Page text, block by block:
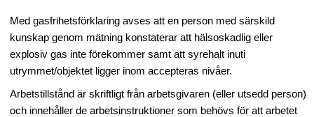
Med gasfrihetsförklaring avses att en person med särskild
kunskap genom mätning konstaterar att hälsoskadlig eller
explosiv gas inte förekommer samt att syrehalt inuti
utrymmet/objektet ligger inom accepteras nivåer.
Arbetstillstånd är skriftligt från arbetsgivaren (eller utsedd person)
och innehåller de arbetsinstruktioner som behövs för att arbetet